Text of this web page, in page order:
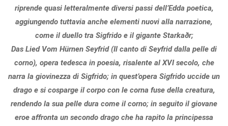
riprende quasi letteralmente diversi passi dell’Edda poetica,
aggiungendo tuttavia anche elementi nuovi alla narrazione,
come il duello tra Sigfrido e il gigante Starkaðr;
Das Lied Vom Hürnen Seyfrid (Il canto di Seyfrid dalla pelle di
corno), opera tedesca in poesia, risalente al XVI secolo, che
narra la giovinezza di Sigfrido; in quest’opera Sigfrido uccide un
drago e si cosparge il corpo con le corna fuse della creatura,
rendendo la sua pelle dura come il corno; in seguito il giovane
eroe affronta un secondo drago che ha rapito la principessa